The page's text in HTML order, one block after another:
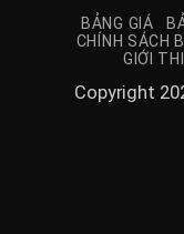
BẢNG GIÁ
CHÍNH SÁCH
GIỚI
Copyright